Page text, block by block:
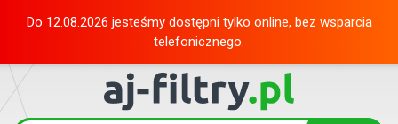
Do 12.08.2026 jesteśmy dostępni tylko online, bez wsparcia
telefonicznego.